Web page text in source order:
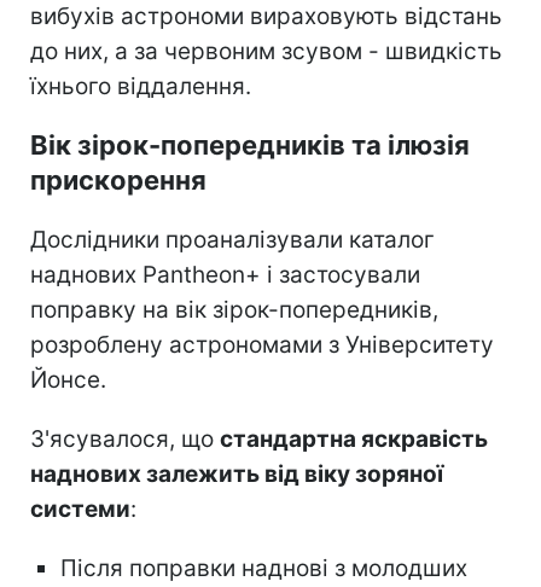
вибухів астрономи вираховують відстань
до них, а за червоним зсувом - швидкість
їхнього віддалення.
Вік зірок-попередників та ілюзія
прискорення
Дослідники проаналізували каталог
наднових Pantheon+ і застосували
поправку на вік зірок-попередників,
розроблену астрономами з Університету
Йонсе.
З'ясувалося, що стандартна яскравість
наднових залежить від віку зоряної
системи:
Після поправки наднові з молодших